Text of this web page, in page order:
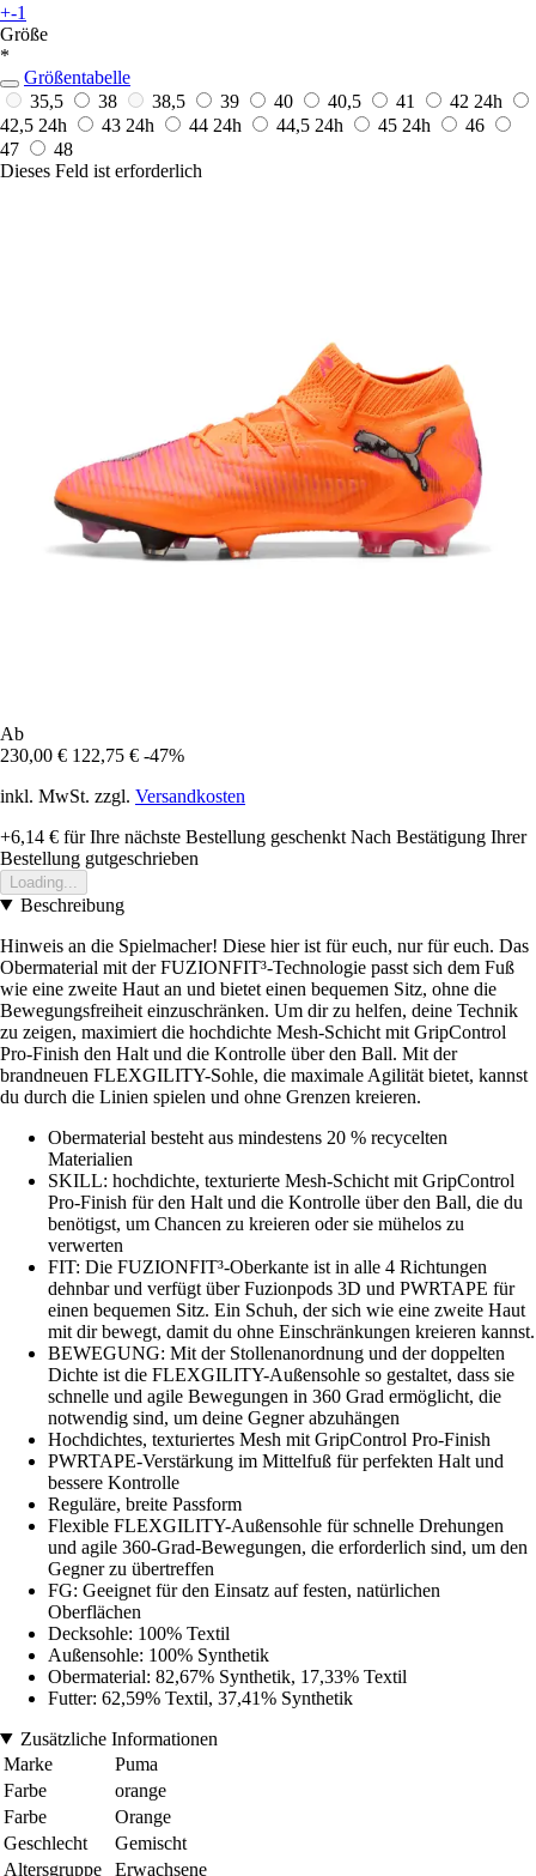
+-1
Größe
*
Größentabelle
35,5
38 38,5 39 40 40,5 41 42 24h
42,5 24h 43 24h 44 24h 44,5 24h 45 24h
46
47
48
Dieses Feld ist erforderlich
Ab
230,00 € 122,75 € -47%
inkl. MwSt. zzgl. Versandkosten
+6,14 € für Ihre nächste Bestellung geschenkt Nach Bestätigung Ihrer
Bestellung gutgeschrieben
Loading...
Beschreibung
Hinweis an die Spielmacher! Diese hier ist für euch, nur für euch. Das
Obermaterial mit der FUZIONFIT³-Technologie passt sich dem Fuß
wie eine zweite Haut an und bietet einen bequemen Sitz, ohne die
Bewegungsfreiheit einzuschränken. Um dir zu helfen, deine Technik
zu zeigen, maximiert die hochdichte Mesh-Schicht mit GripControl
Pro-Finish den Halt und die Kontrolle über den Ball. Mit der
brandneuen FLEXGILITY-Sohle, die maximale Agilität bietet, kannst
du durch die Linien spielen und ohne Grenzen kreieren.
Obermaterial besteht aus mindestens 20 % recycelten
Materialien
SKILL: hochdichte, texturierte Mesh-Schicht mit GripControl
Pro-Finish für den Halt und die Kontrolle über den Ball, die du
benötigst, um Chancen zu kreieren oder sie mühelos zu
verwerten
FIT: Die FUZIONFIT³-Oberkante ist in alle 4 Richtungen
dehnbar und verfügt über Fuzionpods 3D und PWRTAPE für
einen bequemen Sitz. Ein Schuh, der sich wie eine zweite Haut
mit dir bewegt, damit du ohne Einschränkungen kreieren kannst.
BEWEGUNG: Mit der Stollenanordnung und der doppelten
Dichte ist die FLEXGILITY-Außensohle so gestaltet, dass sie
schnelle und agile Bewegungen in 360 Grad ermöglicht, die
notwendig sind, um deine Gegner abzuhängen
Hochdichtes, texturiertes Mesh mit GripControl Pro-Finish
PWRTAPE-Verstärkung im Mittelfuß für perfekten Halt und
bessere Kontrolle
Reguläre, breite Passform
Flexible FLEXGILITY-Außensohle für schnelle Drehungen
und agile 360-Grad-Bewegungen, die erforderlich sind, um den
Gegner zu übertreffen
FG: Geeignet für den Einsatz auf festen, natürlichen
Oberflächen
Decksohle: 100% Textil
Außensohle: 100% Synthetik
Obermaterial: 82,67% Synthetik, 17,33% Textil
Futter: 62,59% Textil, 37,41% Synthetik
Zusätzliche Informationen
Marke
Puma
Farbe
orange
Farbe
Orange
Geschlecht
Gemischt
Altersgruppe
Erwachsene